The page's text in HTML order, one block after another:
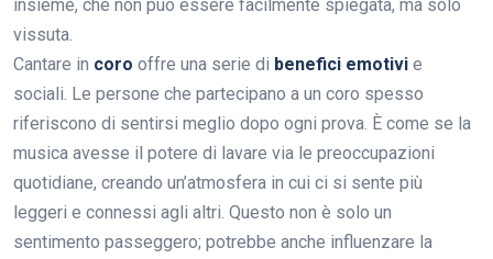
insieme, che non può essere facilmente spiegata, ma solo
vissuta.
Cantare in coro offre una serie di benefici emotivi e
sociali. Le persone che partecipano a un coro spesso
riferiscono di sentirsi meglio dopo ogni prova. È come se la
musica avesse il potere di lavare via le preoccupazioni
quotidiane, creando un’atmosfera in cui ci si sente più
leggeri e connessi agli altri. Questo non è solo un
sentimento passeggero; potrebbe anche influenzare la